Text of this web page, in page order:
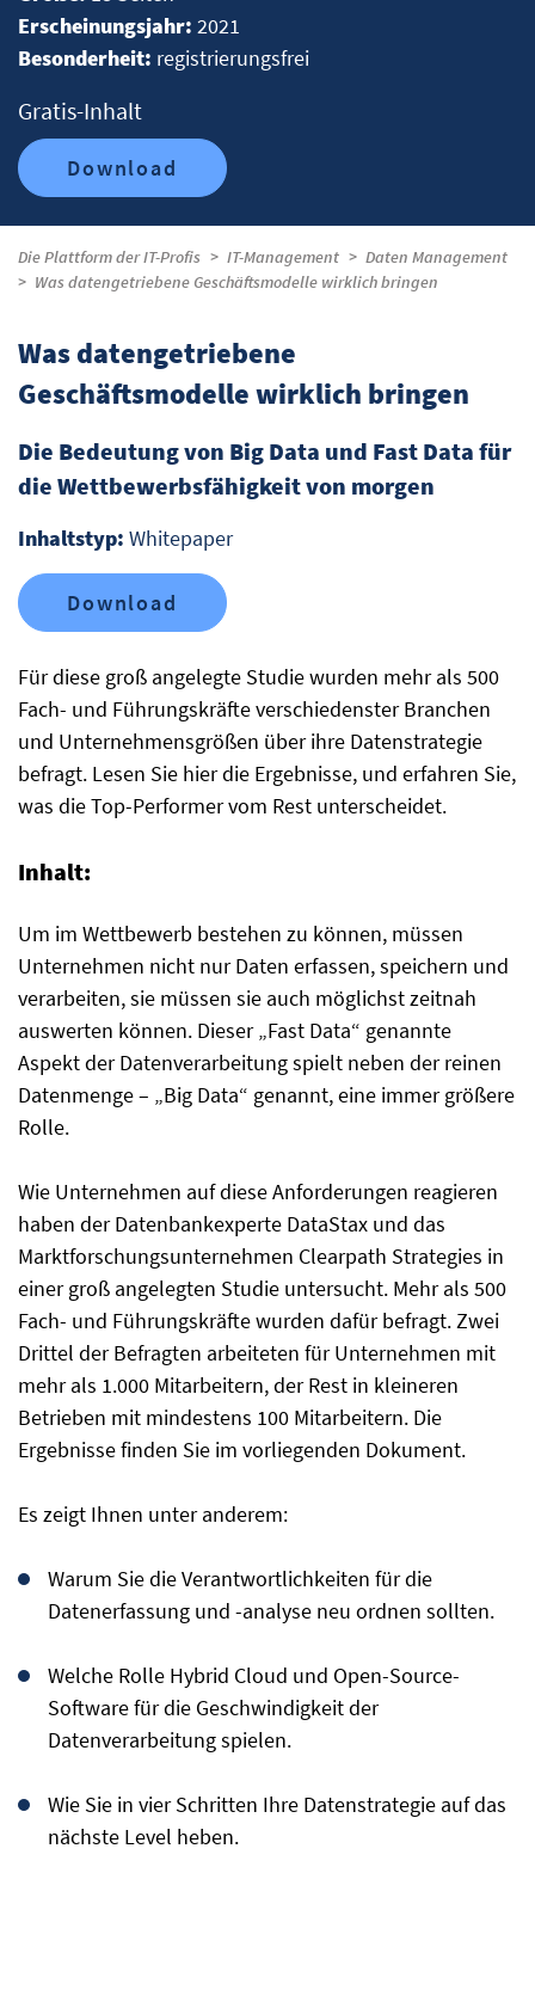
Erscheinungsjahr: 2021
Besonderheit: registrierungsfrei
Gratis-Inhalt
Download
Die Plattform der IT-Profis IT-Management
Daten Management
Was datengetriebene Geschäftsmodelle wirklich bringen
Für diese groß angelegte Studie wurden mehr als 500
Fach- und Führungskräfte verschiedenster Branchen
und Unternehmensgrößen über ihre Datenstrategie
befragt. Lesen Sie hier die Ergebnisse, und erfahren Sie,
was die Top-Performer vom Rest unterscheidet.
Inhalt:
Um im Wettbewerb bestehen zu können, müssen
Unternehmen nicht nur Daten erfassen, speichern und
verarbeiten, sie müssen sie auch möglichst zeitnah
auswerten können. Dieser „Fast Data“ genannte
Aspekt der Datenverarbeitung spielt neben der reinen
Datenmenge – „Big Data“ genannt, eine immer größere
Rolle.
Wie Unternehmen auf diese Anforderungen reagieren
haben der Datenbankexperte DataStax und das
Marktforschungsunternehmen Clearpath Strategies in
einer groß angelegten Studie untersucht. Mehr als 500
Fach- und Führungskräfte wurden dafür befragt. Zwei
Drittel der Befragten arbeiteten für Unternehmen mit
mehr als 1.000 Mitarbeitern, der Rest in kleineren
Betrieben mit mindestens 100 Mitarbeitern. Die
Ergebnisse finden Sie im vorliegenden Dokument.
Es zeigt Ihnen unter anderem:
Warum Sie die Verantwortlichkeiten für die
Datenerfassung und -analyse neu ordnen sollten.
Welche Rolle Hybrid Cloud und Open-Source-
Software für die Geschwindigkeit der
Datenverarbeitung spielen.
Wie Sie in vier Schritten Ihre Datenstrategie auf das
nächste Level heben.
Was datengetriebene
Geschäftsmodelle wirklich bringen
Die Bedeutung von Big Data und Fast Data für
die Wettbewerbsfähigkeit von morgen
Inhaltstyp: Whitepaper
Download